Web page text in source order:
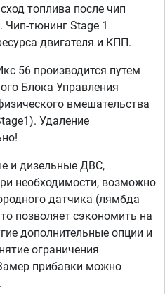
топлива после чип
Чип-тюнинг Stage 1
двигателя и КПП.
56 производится путем
Блока Управления
вмешательства
Удаление
и дизельные ДВС,
необходимости, возможно
датчика (лямбда
позволяет сэкономить на
дополнительные опции и
ограничения
прибавки можно